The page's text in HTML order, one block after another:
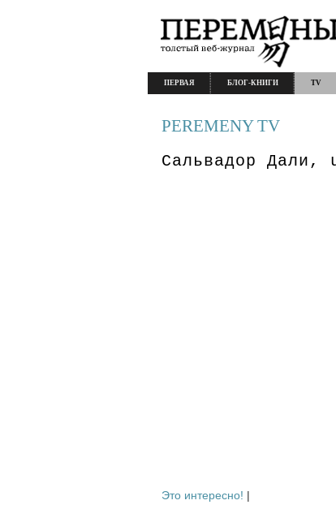
ПЕРВАЯ БЛОГ-КНИГИ TV
PEREMENY TV
Сальвадор Дали,
Это интересно! |